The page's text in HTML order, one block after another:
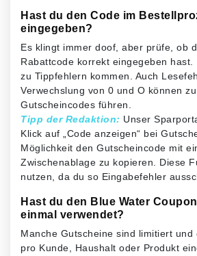
Hast du den Code im
eingegeben?
Es klingt immer doof, aber prüfe, ob
Rabattcode korrekt eingegeben hast.
zu Tippfehlern kommen. Auch
Verwechslung von 0 und O können
Gutscheincodes führen.
Tipp der Redaktion: Unser
Klick auf „Code anzeigen“ bei
Möglichkeit den Gutscheincode mit
Zwischenablage zu kopieren. Diese
nutzen, da du so Eingabefehler
Hast du den Blue Water
einmal verwendet?
Manche Gutscheine sind limitiert
pro Kunde, Haushalt oder Produkt